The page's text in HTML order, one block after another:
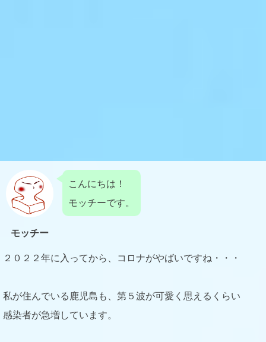
モッチー
こんにちは！
モッチーです。
２０２２年に入ってから、コロナがやばいですね・・・
私が住んでいる鹿児島も、第５波が可愛く思えるくらい
感染者が急増しています。